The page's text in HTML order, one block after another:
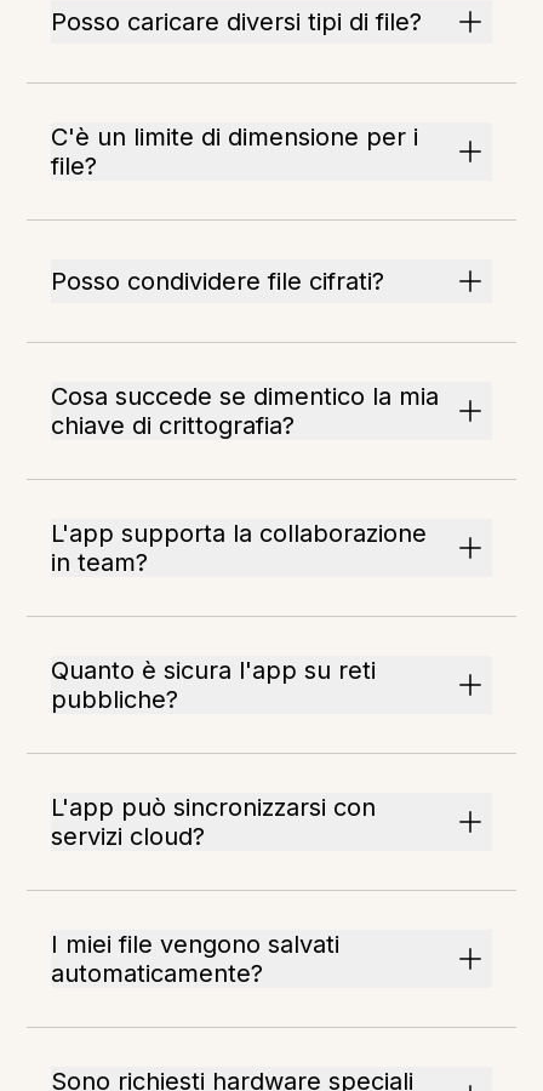
Posso caricare diversi tipi di file?
C'è un limite di dimensione per i
file?
Posso condividere file cifrati?
Cosa succede se dimentico la mia
chiave di crittografia?
L'app supporta la collaborazione
in team?
Quanto è sicura l'app su reti
pubbliche?
L'app può sincronizzarsi con
servizi cloud?
I miei file vengono salvati
automaticamente?
Sono richiesti hardware speciali